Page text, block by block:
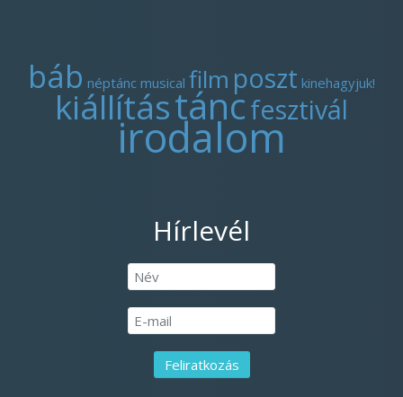
báb néptánc musical film poszt kinehagyjuk!
kiállítástáncfesztivál
irodalom
Hírlevél